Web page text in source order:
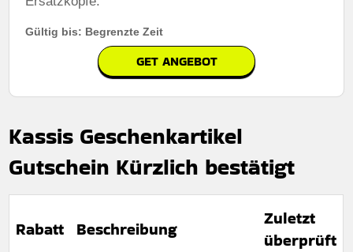
Gültig bis: Begrenzte Zeit
GET ANGEBOT
Kassis Geschenkartikel
Gutschein Kürzlich bestätigt
Rabatt Beschreibung
Zuletzt
überprüft